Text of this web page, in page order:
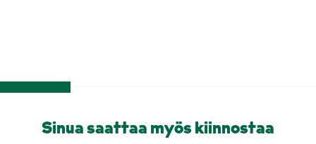
Sinua saattaa myös kiinnostaa